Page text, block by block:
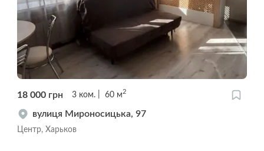
18 000 грн 3 ком. 60 м2
вулиця Мироносицька, 97
Центр, Харьков